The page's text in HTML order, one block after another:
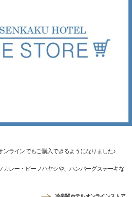
ラインでもご購入できるようになりました♪
カレー・ビーフハヤシや、ハンバーグステーキな